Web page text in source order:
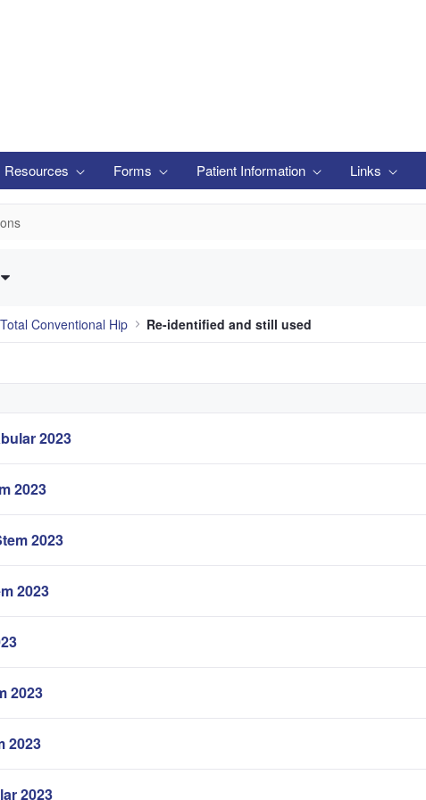
Resources Forms Patient Information Links
Total Conventional Hip Re-identified and still used
2023
2023
2023
2023
2023
2023
2023